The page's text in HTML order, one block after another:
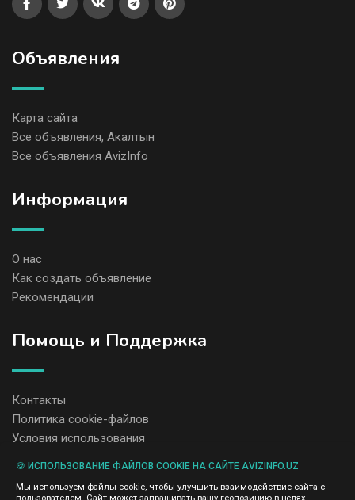
Объявления
Карта сайта
Все объявления, Акалтын
Все объявления AvizInfo
Информация
О нас
Как создать объявление
Рекомендации
Помощь и Поддержка
Контакты
Политика cookie-файлов
Условия использования
содержание размещенных объявлений.
🍪 ИСПОЛЬЗОВАНИЕ ФАЙЛОВ COOKIE НА САЙТЕ AVIZINFO.UZ
Мы используем файлы cookie, чтобы улучшить взаимодействие сайта с